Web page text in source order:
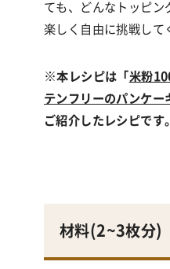
ても、どんなトッピン
楽しく自由に挑戦して
※本レシピは「米粉
テンフリーのパンケー
ご紹介したレシピです。
材料(2~3枚分)